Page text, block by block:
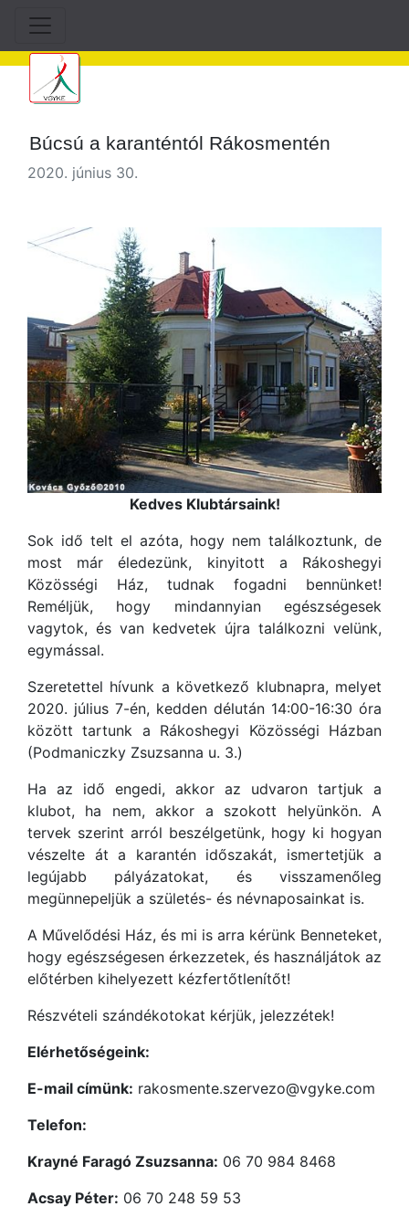
Búcsú a karanténtól Rákosmentén
2020. június 30.
Kedves Klubtársaink!
Sok idő telt el azóta, hogy nem találkoztunk, de
most már éledezünk, kinyitott a Rákoshegyi
Közösségi Ház, tudnak fogadni bennünket!
Reméljük, hogy mindannyian egészségesek
vagytok, és van kedvetek újra találkozni velünk,
egymással.
Szeretettel hívunk a következő klubnapra, melyet
2020. július 7-én, kedden délután 14:00-16:30 óra
között tartunk a Rákoshegyi Közösségi Házban
(Podmaniczky Zsuzsanna u. 3.)
Ha az idő engedi, akkor az udvaron tartjuk a
klubot, ha nem, akkor a szokott helyünkön. A
tervek szerint arról beszélgetünk, hogy ki hogyan
vészelte át a karantén időszakát, ismertetjük a
legújabb pályázatokat, és visszamenőleg
megünnepeljük a születés- és névnaposainkat is.
A Művelődési Ház, és mi is arra kérünk Benneteket,
hogy egészségesen érkezzetek, és használjátok az
előtérben kihelyezett kézfertőtlenítőt!
Részvételi szándékotokat kérjük, jelezzétek!
Elérhetőségeink:
E-mail címünk: rakosmente.szervezo@vgyke.com
Telefon:
Krayné Faragó Zsuzsanna: 06 70 984 8468
Acsay Péter: 06 70 248 59 53